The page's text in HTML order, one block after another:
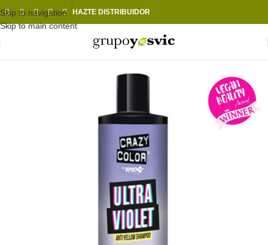
Skip to navigation
Skip to main content
HAZTE DISTRIBUIDOR